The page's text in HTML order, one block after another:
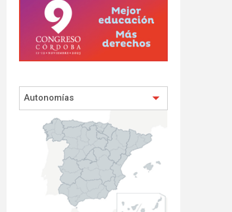
Autonomías